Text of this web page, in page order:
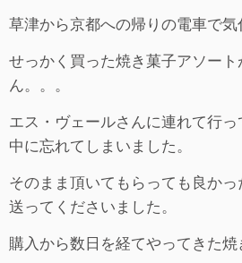
草津から京都への帰りの電車で気
せっかく買った焼き菓子アソー
ん。。。
エス・ヴェールさんに連れて行
中に忘れてしまいました。
そのまま頂いてもらっても良か
送ってくださいました。
購入から数日を経てやってきた焼